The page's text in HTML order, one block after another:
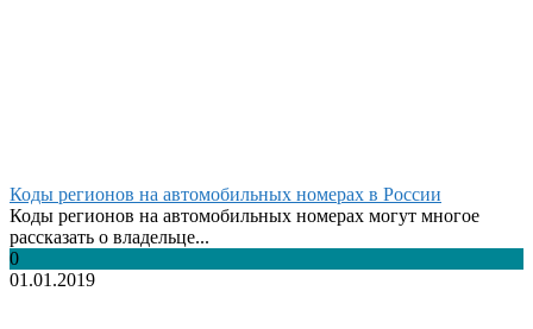
Коды регионов на автомобильных номерах в России
Коды регионов на автомобильных номерах могут многое
рассказать о владельце...
0
01.01.2019